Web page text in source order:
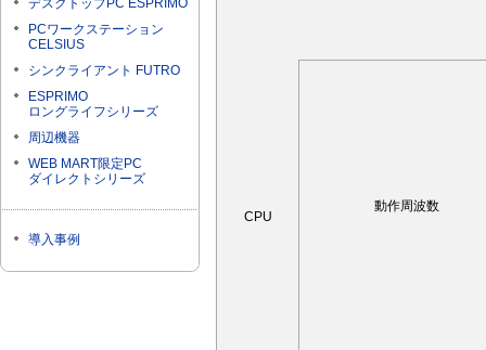
デスクトップPC ESPRIMO
PCワークステーション
CELSIUS
シンクライアント FUTRO
ESPRIMO
ロングライフシリーズ
周辺機器
WEB MART限定PC
ダイレクトシリーズ
導入事例
CPU
動作周波数